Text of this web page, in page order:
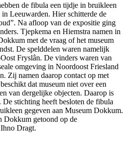
de fibula een tijdje in bruikleen
Leeuwarden. Hier schitterde de
Na afloop van de expositie ging
Tjepkema en Hiemstra namen in
met de vraag of het museum
De spelddelen waren namelijk
Fryslân. De vinders waren van
omgeving in Noordoost Friesland
Zij namen daarop contact op met
dat museum niet over een
van dergelijke objecten. Daarop is
stichting heeft besloten de fibula
gegeven aan Museum Dokkum.
Dokkum getoond op de
Dragt.